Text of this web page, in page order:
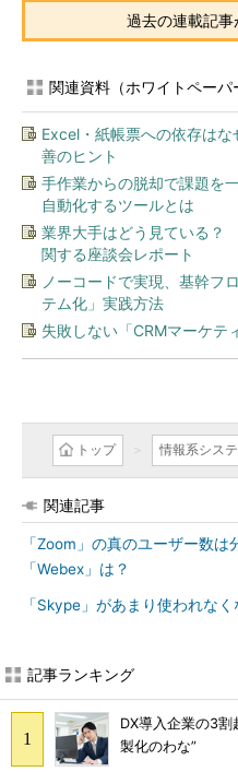
過去の連載記
関連資料（ホワイトペーパ
Excel・紙帳票への依存は
善のヒント
手作業からの脱却で課題を
自動化するツールとは
業界大手はどう見ている？
関する座談会レポート
ノーコードで実現、基幹フ
テム化」実践方法
失敗しない「CRMマーケテ
トップ 情報系シス
関連記事
「Zoom」の真のユーザー数
「Webex」は？
「Skype」があまり使われな
記事ランキング
DX導入企業の3
製化のわな”